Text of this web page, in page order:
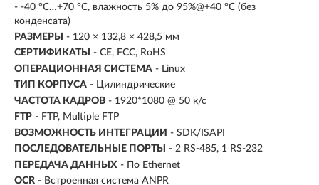
- -40 °C…+70 °C, влажность 5% до 95%@+40 °C (без
конденсата)
РАЗМЕРЫ
- 120 × 132,8 × 428,5 мм
СЕРТИФИКАТЫ
- CE, FCC, RoHS
ОПЕРАЦИОННАЯ СИСТЕМА - Linux
ТИП КОРПУСА - Цилиндрические
ЧАСТОТА КАДРОВ - 1920*1080 @ 50 к/с
FTP - FTP, Multiple FTP
ВОЗМОЖНОСТЬ ИНТЕГРАЦИИ - SDK/ISAPI
ПОСЛЕДОВАТЕЛЬНЫЕ ПОРТЫ
- 2 RS-485, 1 RS-232
ПЕРЕДАЧА ДАННЫХ - По Ethernet
OCR - Встроенная система ANPR